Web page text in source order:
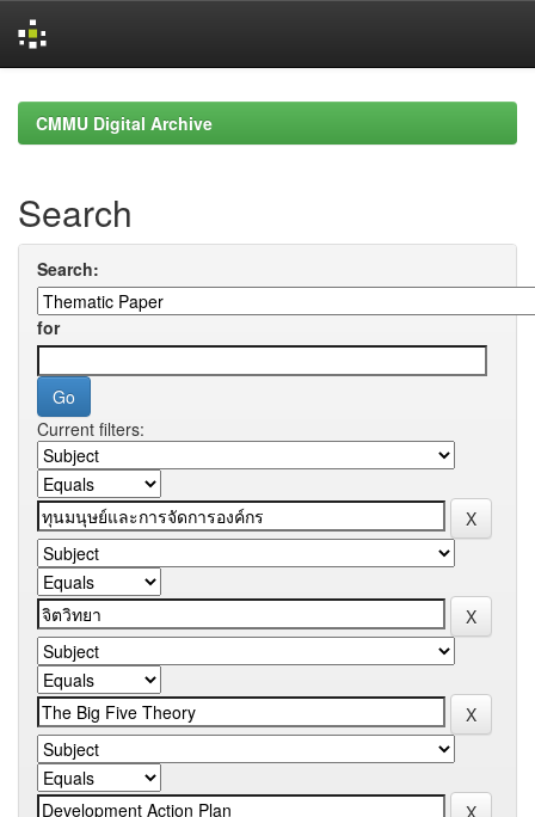
navigationCMMU Digital Archive
Search
Search:
for
Current filters: